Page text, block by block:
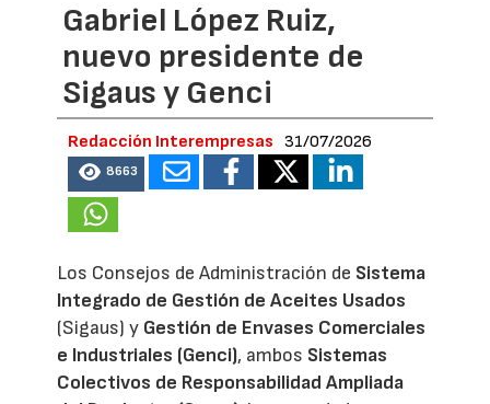
Gabriel López Ruiz,
nuevo presidente de
Sigaus y Genci
Redacción Interempresas 31/07/2026
8663
Los Consejos de Administración de Sistema
Integrado de Gestión de Aceites Usados
(Sigaus) y Gestión de Envases Comerciales
e Industriales (Genci), ambos Sistemas
Colectivos de Responsabilidad Ampliada